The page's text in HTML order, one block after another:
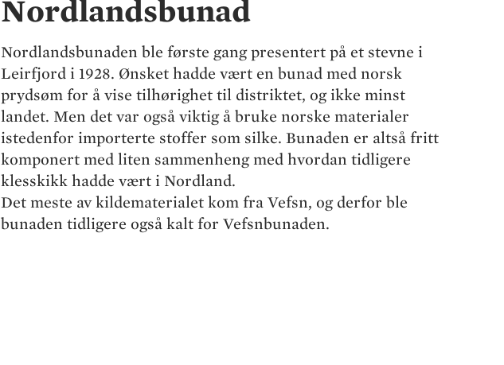
Nordlandsbunad
Nordlandsbunaden ble første gang presentert på et stevne i
Leirfjord i 1928. Ønsket hadde vært en bunad med norsk
prydsøm for å vise tilhørighet til distriktet, og ikke minst
landet. Men det var også viktig å bruke norske materialer
istedenfor importerte stoffer som silke. Bunaden er altså fritt
komponert med liten sammenheng med hvordan tidligere
klesskikk hadde vært i Nordland.
Det meste av kildematerialet kom fra Vefsn, og derfor ble
bunaden tidligere også kalt for Vefsnbunaden.